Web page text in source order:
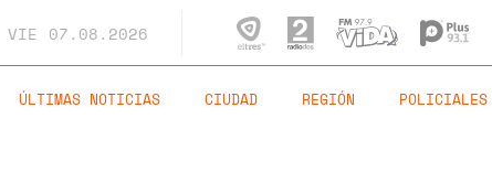
VIE 07.08.2026
ÚLTIMAS NOTICIAS CIUDAD REGIÓN POLICIALES